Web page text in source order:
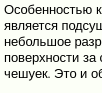
Особенностью
является
небольшое
поверхности за
чешуек. Это и